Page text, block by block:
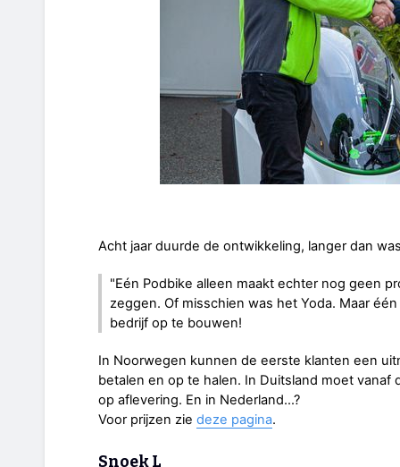
Acht jaar duurde de ontwikkeling, langer dan
"Eén Podbike alleen maakt echter nog geen
zeggen. Of misschien was het Yoda. Maar
bedrijf op te bouwen!
In Noorwegen kunnen de eerste klanten een
betalen en op te halen. In Duitsland moet
op aflevering. En in Nederland…?
Voor prijzen zie deze pagina.
Snoek L